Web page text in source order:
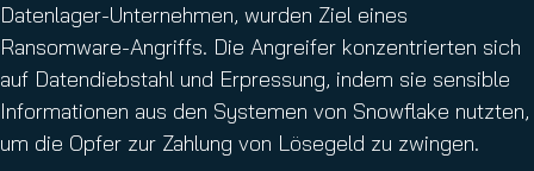
Datenlager-Unternehmen, wurden Ziel eines
Ransomware-Angriffs. Die Angreifer konzentrierten sich
auf Datendiebstahl und Erpressung, indem sie sensible
Informationen aus den Systemen von Snowflake nutzten,
um die Opfer zur Zahlung von Lösegeld zu zwingen.